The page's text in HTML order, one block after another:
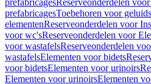
prefabricagesReserveonderdelen
prefabricagesToebehoren voor
elementenReserveonderdelen voor
voor wc'sReserveonderdelen voor
voor wastafelsReserveonderdelen
wastafelsElementen voor bidets
voor bidetsElementen voor urinoirs
Elementen voor urinoirsElementen